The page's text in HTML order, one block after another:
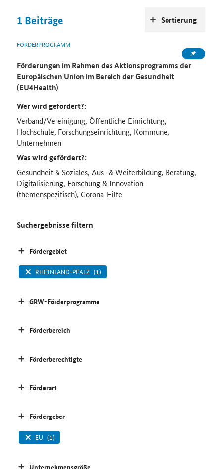
1 Beiträge
FÖRDERPROGRAMM
Förderungen im Rahmen des Aktionsprogramms der
Europäischen Union im Bereich der Gesundheit
(EU4Health)
Wer wird gefördert?:
Verband/Vereinigung, Öffentliche Einrichtung,
Hochschule, Forschungseinrichtung, Kommune,
Unternehmen
Was wird gefördert?:
Gesundheit & Soziales, Aus- & Weiterbildung, Beratung,
Digitalisierung, Forschung & Innovation
(themenspezifisch), Corona-Hilfe
Sortierung
Suchergebnisse filtern
Fördergebiet
RHEINLAND-PFALZ (1)
GRW-Förderprogramme
Förderbereich
Förderberechtigte
Förderart
Fördergeber
EU (1)
Unternehmensgröße